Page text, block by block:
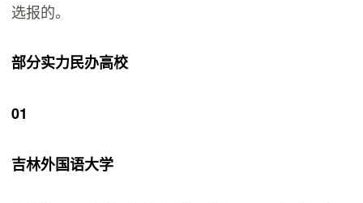
选报的。
部分实力民办高校
01
吉林外国语大学